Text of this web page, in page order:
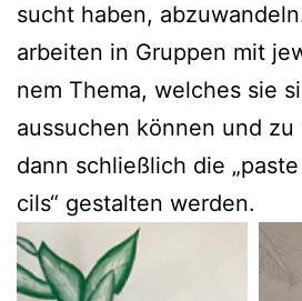
sucht haben,
arbei­ten in Grup­pen mit
nem The­ma, wel­ches sie
aus­su­chen kön­nen und zu
dann schließ­lich die
cils“ gestal­ten werden.